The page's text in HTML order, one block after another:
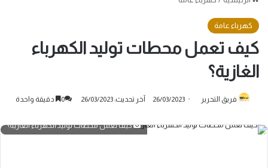
كهرباء عامة
كيف تعمل محطات توليد الكهرباء
الغازية؟
فريق التحرير 26/03/2023 آخر تحديث: 26/03/2023 0 دقيقة واحدة
كيف تعمل محطات توليد الكهرباء الغازية؟